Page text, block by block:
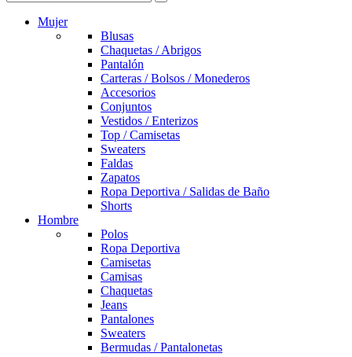
Mujer
Blusas
Chaquetas / Abrigos
Pantalón
Carteras / Bolsos / Monederos
Accesorios
Conjuntos
Vestidos / Enterizos
Top / Camisetas
Sweaters
Faldas
Zapatos
Ropa Deportiva / Salidas de Baño
Shorts
Hombre
Polos
Ropa Deportiva
Camisetas
Camisas
Chaquetas
Jeans
Pantalones
Sweaters
Bermudas / Pantalonetas